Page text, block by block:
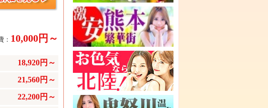
： 10,000円～
18,920円～
21,560円～
22,200円～